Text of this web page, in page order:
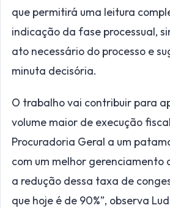
que permitirá uma leitura
indicação da fase processual,
ato necessário do processo e
minuta decisória.
O trabalho vai contribuir para
volume maior de execução
Procuradoria Geral a um
com um melhor gerenciamento
a redução dessa taxa de
que hoje é de 90%”, observa